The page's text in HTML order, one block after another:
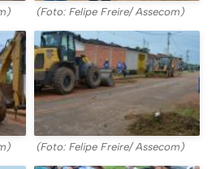
(Foto: Felipe Freire/ Assecom)
(Foto: Felipe Freire/ Assecom)